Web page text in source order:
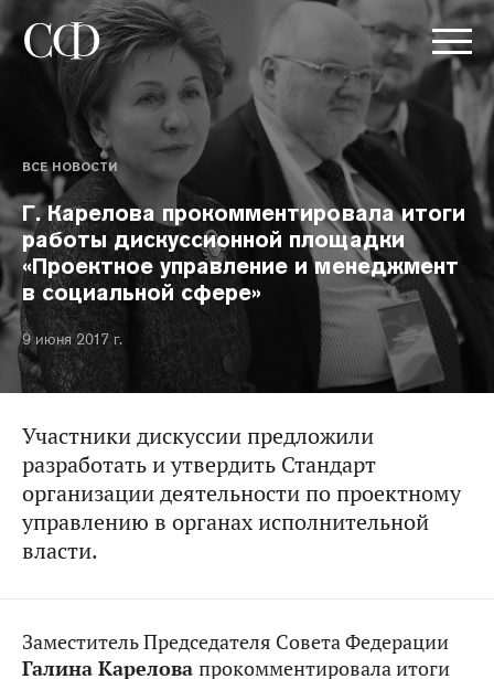
ВСЕ НОВОСТИ
Г. Карелова прокомментировала итоги
работы дискуссионной площадки
«Проектное управление и менеджмент
в социальной сфере»
9 июня 2017 г.
Участники дискуссии предложили
разработать и утвердить Стандарт
организации деятельности по проектному
управлению в органах исполнительной
власти.
Заместитель Председателя Совета Федерации
Галина Карелова прокомментировала итоги